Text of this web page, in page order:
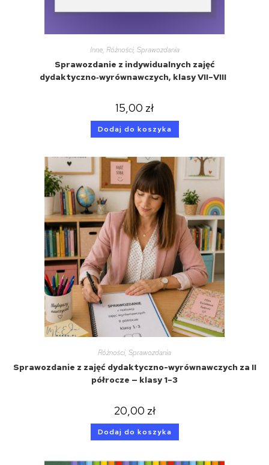
Inne, Różności, Sprawozdania
Sprawozdanie z indywidualnych zajęć
dydaktyczno‑wyrównawczych, klasy VII–VIII
15,00 zł
Dodaj do koszyka
Różności, Sprawozdania
Sprawozdanie z zajęć dydaktyczno-wyrównawczych za II
półrocze — klasy 1–3
20,00 zł
Dodaj do koszyka